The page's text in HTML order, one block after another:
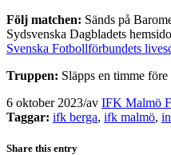
Följ matchen: Sänds på
Sydsvenska Dagbladets
Svenska Fotbollförbundets
Truppen: Släpps en timme före
6 oktober 2023/av IFK Malmö
Taggar: ifk berga, ifk malmö,
Share this entry